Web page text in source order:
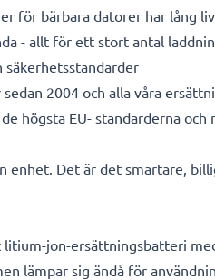
för bärbara datorer har lång
- allt för ett stort antal
säkerhetsstandarder
2004 och alla våra
högsta EU- standarderna
enhet. Det är det smartare,
jon-ersättningsbatteri
lämpar sig ändå för